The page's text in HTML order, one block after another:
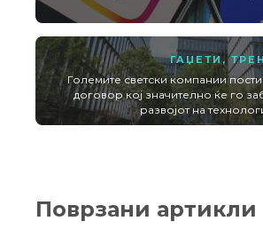
ГАЏЕТИ,
Големите светски компании
договор кој значително ќе го
развојот на
Поврзани артикли